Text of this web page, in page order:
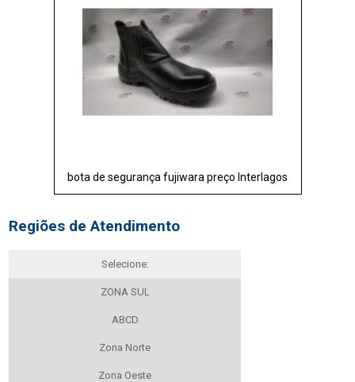
bota de segurança fujiwara preço Interlagos
Regiões de Atendimento
Selecione:
ZONA SUL
ABCD
Zona Norte
Zona Oeste